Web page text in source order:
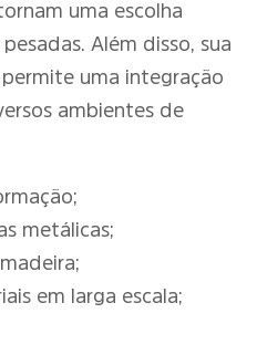
uma escolha
Além disso, sua
uma integração
ambientes de
metálicas;
em larga escala;